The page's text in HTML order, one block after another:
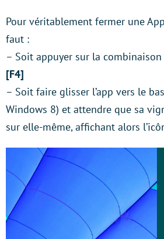
Pour véritablement fermer une
faut :
– Soit appuyer sur la
[F4]
– Soit faire glisser l’app vers le
Windows 8) et attendre que sa
sur elle-même, affichant alors